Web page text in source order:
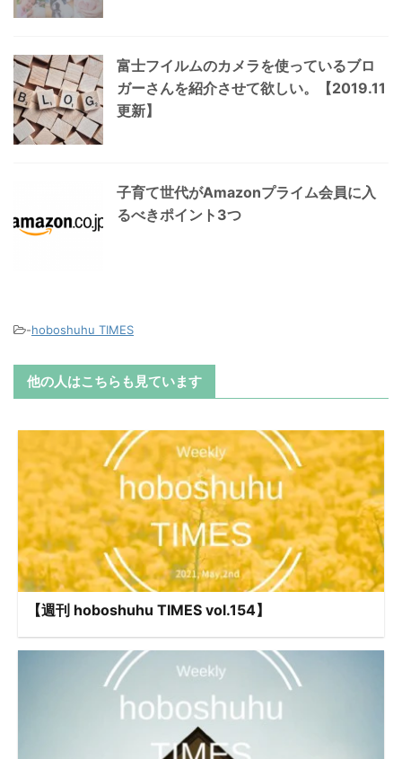
富士フイルムのカメラを使っているブロ
ガーさんを紹介させて欲しい。【2019.11
更新】
子育て世代がAmazonプライム会員に入
るべきポイント3つ
-hoboshuhu TIMES
他の人はこちらも見ています
【週刊 hoboshuhu TIMES vol.154】